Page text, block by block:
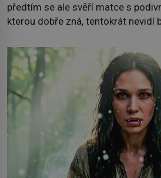
předtím se ale svěří matce s
kterou dobře zná, tentokrát nevidí
později je mrtvá. Mohla devítiletá
osud? Dne 21. října 1966 se